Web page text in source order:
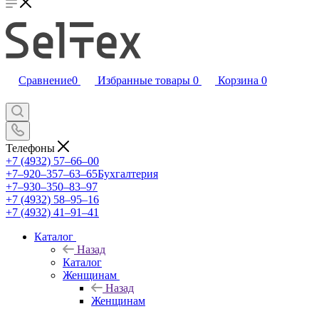
Сравнение0 Избранные товары 0 Корзина 0
Телефоны
+7 (4932) 57‒66‒00
+7‒920‒357‒63‒65Бухгалтерия
+7‒930‒350‒83‒97
+7 (4932) 58‒95‒16
+7 (4932) 41‒91‒41
Каталог
Назад
Каталог
Женщинам
Назад
Женщинам